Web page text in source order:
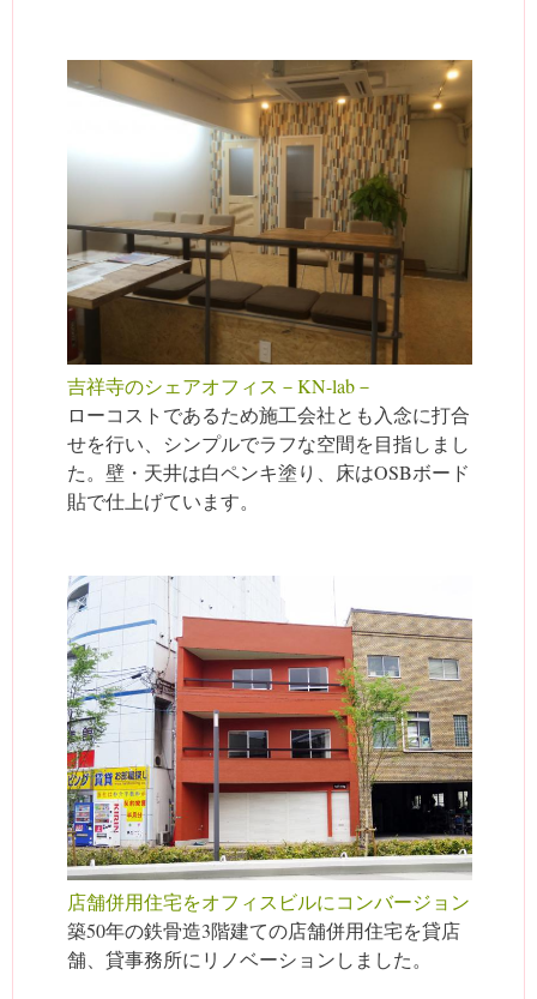
吉祥寺のシェアオフィス－KN-lab－
ローコストであるため施工会社とも入念に打合
せを行い、シンプルでラフな空間を目指しまし
た。壁・天井は白ペンキ塗り、床はOSBボード
貼で仕上げています。
店舗併用住宅をオフィスビルにコンバージョン
築50年の鉄骨造3階建ての店舗併用住宅を貸店
舗、貸事務所にリノベーションしました。